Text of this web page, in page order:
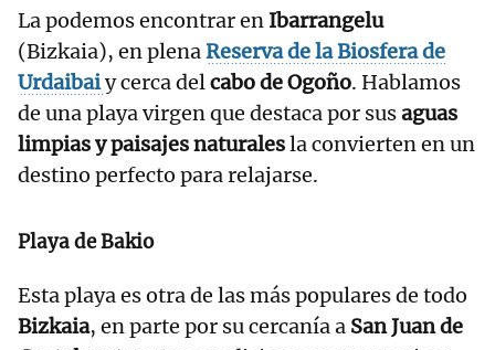
La podemos encontrar en Ibarrangelu
(Bizkaia), en plenaReserva de la Biosfera de
Urdaibaiy cerca delcabo de Ogoño. Hablamos
de una playa virgen que destaca por susaguas
limpias y paisajes naturalesla convierten en un
destino perfecto para relajarse.
Playa de Bakio
Esta playa es otra de las más populares de todo
Bizkaia, en parte por su cercanía a San Juan de